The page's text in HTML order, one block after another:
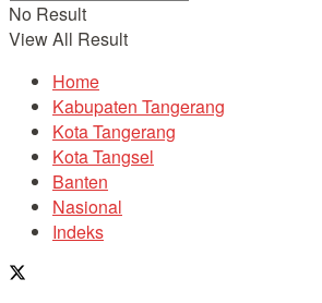
No Result
View All Result
Home
Kabupaten Tangerang
Kota Tangerang
Kota Tangsel
Banten
Nasional
Indeks